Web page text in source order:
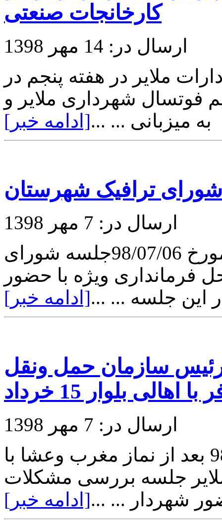
کارخانجات صنعتی
ارسال در: 14 مهر 1398
ملایر در هفته پنجم در
مورخ 98/07/07 دو تیم فوتسال شهرداری ملایر و
میزبانی ... ...[ادامه خبر]
ترافیک شهرستان
ارسال در: 7 مهر 1398
در روز شنبه ساعت 11 صبح مورخ 98/07/06جلسه شورای
فرمانداری ویژه با حضور
این جلسه ... ...[ادامه خبر]
سازمان حمل ونقل
بلوار 15 خرداد
ارسال در: 7 مهر 1398
در روز پنجشنبه مورخ 98/07/04 بعد از نماز مغرب وعشا با
جلسه بررسی مشکلات
[ادامه خبر]